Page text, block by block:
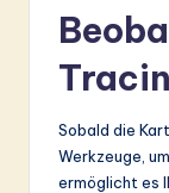
Sobald die
Werkzeuge,
ermöglicht es